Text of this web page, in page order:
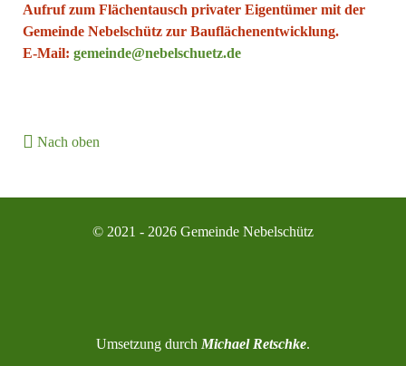
Aufruf zum Flächentausch privater Eigentümer mit der
Gemeinde Nebelschütz zur Bauflächenentwicklung.
E-Mail: gemeinde@nebelschuetz.de
Nach oben
© 2021 - 2026 Gemeinde Nebelschütz
Umsetzung durch Michael Retschke.